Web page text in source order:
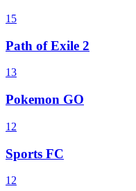
15
Path of Exile 2
13
Pokemon GO
12
Sports FC
12